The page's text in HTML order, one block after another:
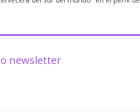
newsletter